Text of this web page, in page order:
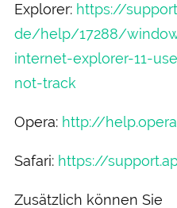
Explorer: https://
de/help/17288/
internet-explorer-11-
not-track
Opera: http://
Safari: https://
Zusätzlich können Sie